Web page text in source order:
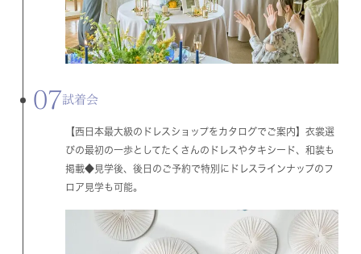
07試着会
【西日本最大級のドレスショップをカタログでご案内】衣裳選
びの最初の一歩としてたくさんのドレスやタキシード、和装も
掲載◆見学後、後日のご予約で特別にドレスラインナップのフ
ロア見学も可能。